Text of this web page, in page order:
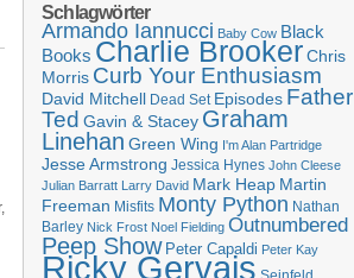
Schlagwörter
Armando Iannucci Baby Cow Black
Books Charlie BrookerChris
Morris Curb Your Enthusiasm
David Mitchell Dead Set Episodes Father
Ted Gavin & Stacey Graham
Linehan Green Wing I'm Alan Partridge
Jesse Armstrong Jessica Hynes John Cleese
Julian Barratt Larry David Mark Heap Martin
Freeman Misfits Monty Python Nathan
Barley Nick Frost Noel Fielding Outnumbered
Peep Show Peter Capaldi Peter Kay
Ricky Gervais